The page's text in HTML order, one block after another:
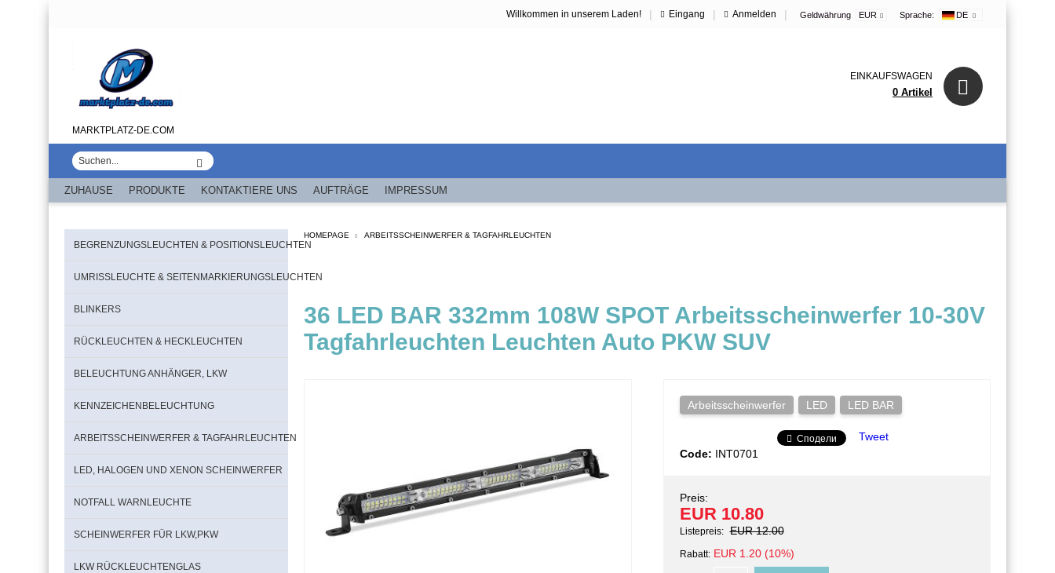
Willkommen in unserem Laden! | Eingang | Anmelden | Geldwährung EUR Sprache: DE
MARKTPLATZ-DE.COM
EINKAUFSWAGEN
0 Artikel
ZUHAUSE PRODUKTE KONTAKTIERE UNS AUFTRÄGE IMPRESSUM
BEGRENZUNGSLEUCHTEN & POSITIONSLEUCHTEN
UMRISSLEUCHTE & SEITENMARKIERUNGSLEUCHTEN
BLINKERS
RÜCKLEUCHTEN & HECKLEUCHTEN
BELEUCHTUNG ANHÄNGER, LKW
KENNZEICHENBELEUCHTUNG
ARBEITSSCHEINWERFER & TAGFAHRLEUCHTEN
LED, HALOGEN UND XENON SCHEINWERFER
NOTFALL WARNLEUCHTE
SCHEINWERFER FÜR LKW,PKW
LKW RÜCKLEUCHTENGLAS
HOMEPAGE ARBEITSSCHEINWERFER & TAGFAHRLEUCHTEN
36 LED BAR 332mm 108W SPOT Arbeitsscheinwerfer 10-30V
Tagfahrleuchten Leuchten Auto PKW SUV
Arbeitsscheinwerfer LED LED BAR
Сподели
Tweet
Code: INT0701
Preis:
EUR 10.80
Listepreis: EUR 12.00
Rabatt: EUR 1.20 (10%)